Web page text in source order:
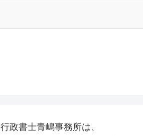
行政書士青嶋事務所は、